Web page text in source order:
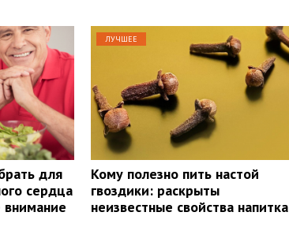
для
сердца
внимание
ЛУЧШЕЕ
Кому полезно пить настой
гвоздики: раскрыты
неизвестные свойства напитка